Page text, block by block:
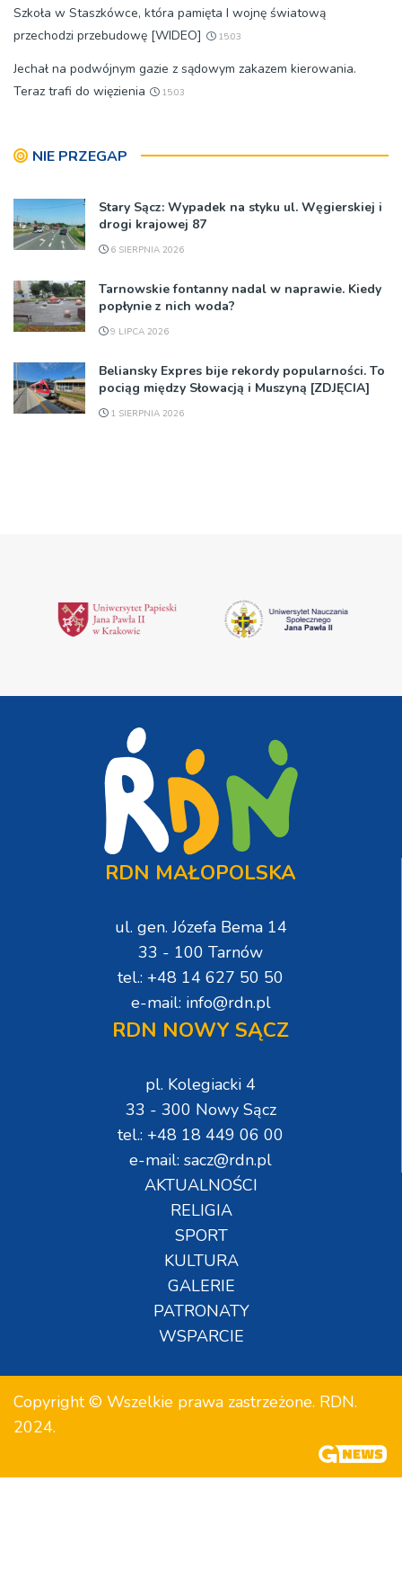
Szkoła w Staszkówce, która pamięta I wojnę światową
przechodzi przebudowę [WIDEO]
15:03
Jechał na podwójnym gazie z sądowym zakazem kierowania.
Teraz trafi do więzienia
15:03
NIE PRZEGAP
Stary Sącz: Wypadek na styku ul. Węgierskiej i
drogi krajowej 87
6 SIERPNIA 2026
Tarnowskie fontanny nadal w naprawie. Kiedy
popłynie z nich woda?
9 LIPCA 2026
Beliansky Expres bije rekordy popularności. To
pociąg między Słowacją i Muszyną [ZDJĘCIA]
1 SIERPNIA 2026
RDN MAŁOPOLSKA
ul. gen. Józefa Bema 14
33 - 100 Tarnów
tel.: +48 14 627 50 50
e-mail: info@rdn.pl
RDN NOWY SĄCZ
pl. Kolegiacki 4
33 - 300 Nowy Sącz
tel.: +48 18 449 06 00
e-mail: sacz@rdn.pl
AKTUALNOŚCI
RELIGIA
SPORT
KULTURA
GALERIE
PATRONATY
WSPARCIE
Copyright © Wszelkie prawa zastrzeżone. RDN.
2024.